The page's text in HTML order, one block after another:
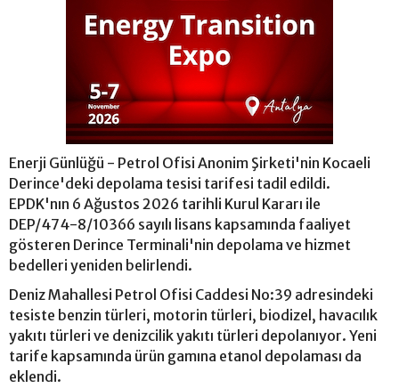
Enerji Günlüğü - Petrol Ofisi Anonim Şirketi'nin Kocaeli
Derince'deki depolama tesisi tarifesi tadil edildi.
EPDK'nın 6 Ağustos 2026 tarihli Kurul Kararı ile
DEP/474-8/10366 sayılı lisans kapsamında faaliyet
gösteren Derince Terminali'nin depolama ve hizmet
bedelleri yeniden belirlendi.
Deniz Mahallesi Petrol Ofisi Caddesi No:39 adresindeki
tesiste benzin türleri, motorin türleri, biodizel, havacılık
yakıtı türleri ve denizcilik yakıtı türleri depolanıyor. Yeni
tarife kapsamında ürün gamına etanol depolaması da
eklendi.